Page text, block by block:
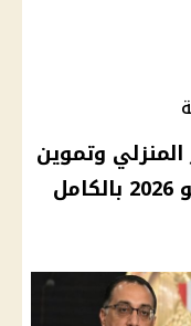
المنزلي وتموين